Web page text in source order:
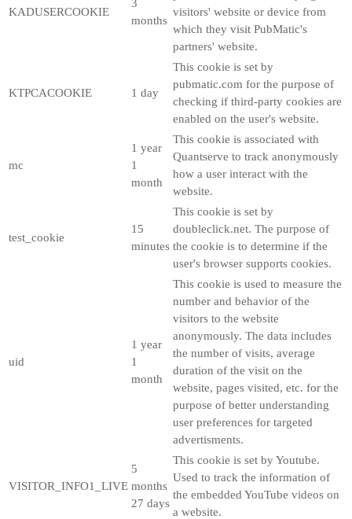
KADUSERCOOKIE
3
months
visitors' website or device from
which they visit PubMatic's
partners' website.
KTPCACOOKIE 1 day
This cookie is set by
pubmatic.com for the purpose of
checking if third-party cookies are
enabled on the user's website.
mc
1 year
1
month
This cookie is associated with
Quantserve to track anonymously
how a user interact with the
website.
test_cookie
15
minutes
This cookie is set by
doubleclick.net. The purpose of
the cookie is to determine if the
user's browser supports cookies.
uid
1 year
1
month
This cookie is used to measure the
number and behavior of the
visitors to the website
anonymously. The data includes
the number of visits, average
duration of the visit on the
website, pages visited, etc. for the
purpose of better understanding
user preferences for targeted
advertisments.
VISITOR_INFO1_LIVE
5
months
27 days
This cookie is set by Youtube.
Used to track the information of
the embedded YouTube videos on
a website.